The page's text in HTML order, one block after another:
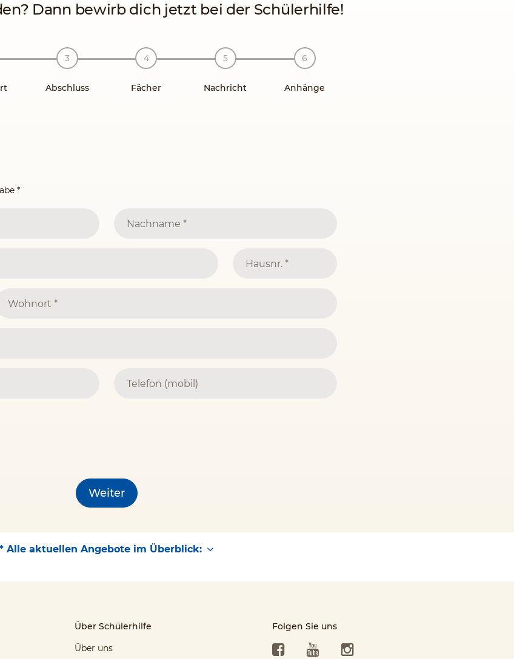
Dann bewirb dich jetzt bei der Schülerhilfe!
Abschluss Fächer Nachricht Anhänge
*
Weiter
* Alle aktuellen Angebote im Überblick:
Über Schülerhilfe
Über uns
Folgen Sie uns
Facebook YouTubeInstagram